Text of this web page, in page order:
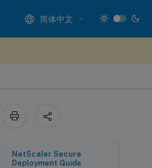
简体中文
NetScaler Secure
Deployment Guide